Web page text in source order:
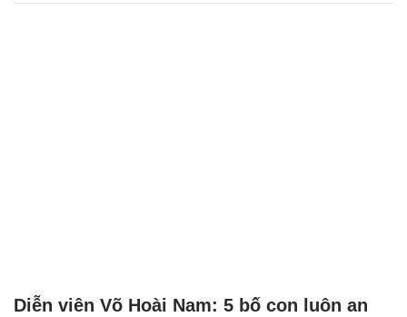
Diễn viên Võ Hoài Nam: 5 bố con luôn an